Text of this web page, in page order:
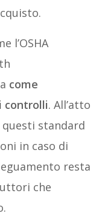
l’OSHA
come
controlli. All’atto
standard
in caso di
resta
che